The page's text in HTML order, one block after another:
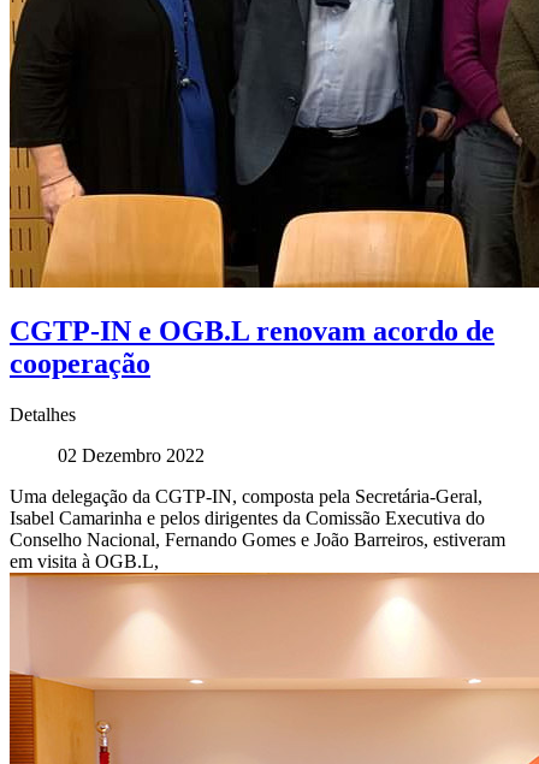
CGTP-IN e OGB.L renovam acordo de
cooperação
Detalhes
02 Dezembro 2022
Uma delegação da CGTP-IN, composta pela Secretária-Geral,
Isabel Camarinha e pelos dirigentes da Comissão Executiva do
Conselho Nacional, Fernando Gomes e João Barreiros, estiveram
em visita à OGB.L,